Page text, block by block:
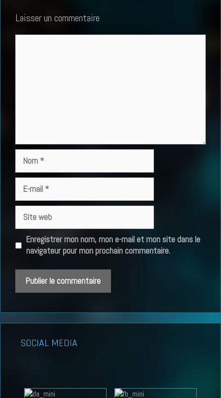
Laisser un commentaire
mail
web
Enregistrer mon nom, mon e-mail et mon site dans le
navigateur pour mon prochain commentaire.
SOCIAL MEDIA